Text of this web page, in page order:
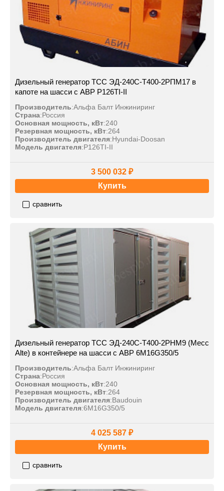
Дизельный генератор ТСС ЭД-240С-Т400-2РПМ17 в
капоте на шасси с АВР P126TI-II
Производитель:Альфа Балт Инжиниринг
Страна:Россия
Основная мощность, кВт:240
Резервная мощность, кВт:264
Производитель двигателя:Hyundai-Doosan
Модель двигателя:P126TI-II
3 500 032 ₽
Купить
сравнить
Дизельный генератор ТСС ЭД-240С-Т400-2РНМ9 (Mecc
Alte) в контейнере на шасси с АВР 6M16G350/5
Производитель:Альфа Балт Инжиниринг
Страна:Россия
Основная мощность, кВт:240
Резервная мощность, кВт:264
Производитель двигателя:Baudouin
Модель двигателя:6M16G350/5
4 025 587 ₽
Купить
сравнить